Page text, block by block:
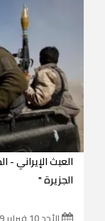
العبث الإيراني
الجزيرة "